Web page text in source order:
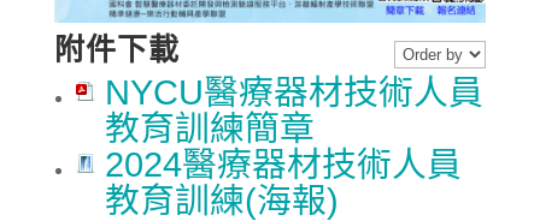
附件下載
NYCU醫療器材技術人員
教育訓練簡章
2024醫療器材技術人員
教育訓練(海報)